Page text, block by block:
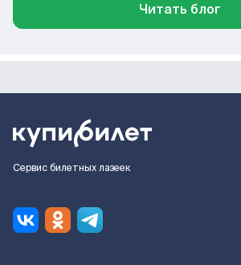
Читать блог
Сервис билетных лазеек